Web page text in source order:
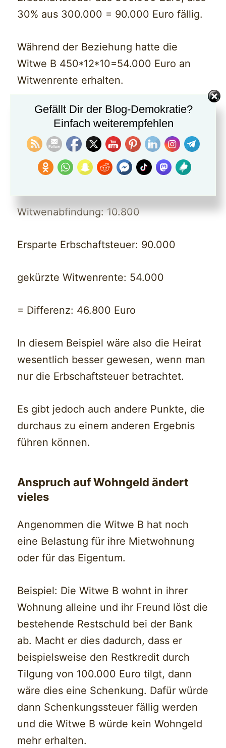
30% aus 300.000 = 90.000 Euro fällig.
Während der Beziehung hatte die
Witwe B 450*12*10=54.000 Euro an
Witwenrente erhalten.
Hätte die Witwe also geheiratet, dann
hätte sie eine Witwenabfindung 10.800
ebenso erhalten.
Die Vergünstigung bei Heirat:
Witwenabfindung: 10.800
Ersparte Erbschaftsteuer: 90.000
gekürzte Witwenrente: 54.000
= Differenz: 46.800 Euro
In diesem Beispiel wäre also die Heirat
wesentlich besser gewesen, wenn man
nur die Erbschaftsteuer betrachtet.
Es gibt jedoch auch andere Punkte, die
durchaus zu einem anderen Ergebnis
führen können.
Anspruch auf Wohngeld ändert
vieles
Angenommen die Witwe B hat noch
eine Belastung für ihre Mietwohnung
oder für das Eigentum.
Beispiel: Die Witwe B wohnt in ihrer
Wohnung alleine und ihr Freund löst die
bestehende Restschuld bei der Bank
ab. Macht er dies dadurch, dass er
beispielsweise den Restkredit durch
Tilgung von 100.000 Euro tilgt, dann
wäre dies eine Schenkung. Dafür würde
dann Schenkungssteuer fällig werden
und die Witwe B würde kein Wohngeld
mehr erhalten.
Gefällt Dir der Blog-Demokratie?
Einfach weiterempfehlen